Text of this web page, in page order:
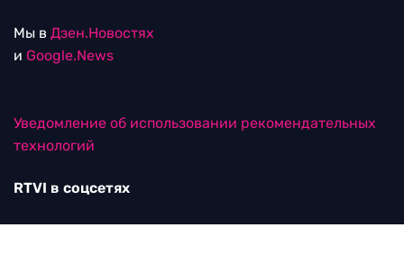
Мы в Дзен.Новостях
и Google.News
Уведомление об использовании рекомендательных
технологий
RTVI в соцсетях